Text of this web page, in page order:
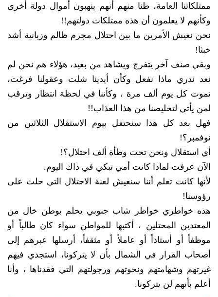
ممتلكاتنا العامة، ظنا منهم أنهم ينهبون أموال دولة أخرى
وكأنهم لا يعلمون أن هذه ممتلكات دولتهم!!
نحن نعيش الأمرين ما بين احتلال مجرم ظالم وزبانية أشد
خبثا!
وبقي صنف آخر يتفرج ويشاهد من بعيد، هؤلاء هم نحن لم
نعد ندري ماذا نفعل وكأن أيدينا شلت وعقولنا فرغت،
نموت كل يوم ألف مرة ، وكأننا في لحظة انتظار وترقب
لمن يأتي لتخليصنا من هذا العذاب!!
فهل بعد كل هذا سنحتفل بيوم الاستقلال الثلاثين من
نوفمبر؟!
أي استقلال ونحن تحت وطأة ألف احتلال؟!
الآن عرفت لماذا كانت أمي تبكي في ذاك اليوم.
لأنها كانت تعلم أننا سنعيش لعنة الاحتلال التي حلت على
رؤوسنا!
هذه خواطري خواطر شاب جنوبي يحلم بوطن خال من
المعتدين المحتلين ، أكتبها للمواطن سواء كان طالباً أو
موظفاً أو أستاذاً أو عاملاً أو مثقفاً، أرسلها عبرهم إلى
أصحاب القرار في الشمال بأن لا يتركونا، استجدي فيهم
غيرتهم وشهامتهم ونخوتهم ورجولتهم التي فقدناها ، وأنا
أعلم بأنهم لن يتركونا.